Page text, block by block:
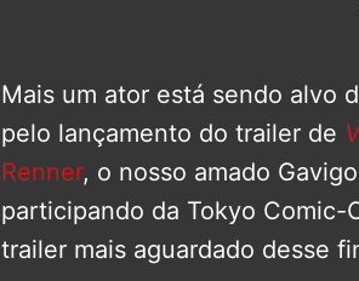
Mais um ator está sendo alvo
pelo lançamento do trailer de
Renner, o nosso amado
participando da Tokyo Comic-
trailer mais aguardado desse